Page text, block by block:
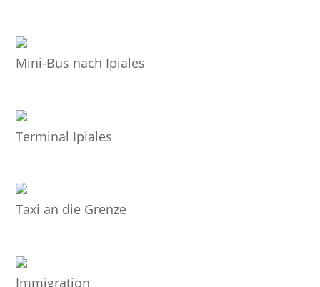
Mini-Bus nach Ipiales
Terminal Ipiales
Taxi an die Grenze
Immigration